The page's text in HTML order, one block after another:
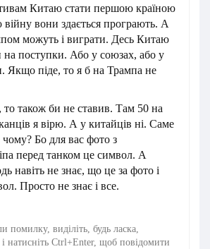
Китаю стати першою країною
війну вони здається програють. А
можуть і виграти. Десь Китаю
на поступки. Або у союзах, або у
Якщо піде, то я б на Трампа не
також би не ставив. Там 50 на
я вірю. А у китайців ні. Саме
Бо для вас фото з
перед танком це символ. А
навіть не знає, що це за фото і
Просто не знає і все.
помилку, виділіть, будь ласка,
і натисніть Ctrl+Enter, щоб повідомити